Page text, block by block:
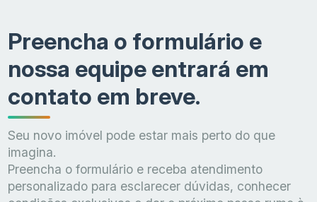
Preencha o formulário e
nossa equipe entrará em
contato em breve.
Seu novo imóvel pode estar mais perto do que
imagina.
Preencha o formulário e receba atendimento
personalizado para esclarecer dúvidas, conhecer